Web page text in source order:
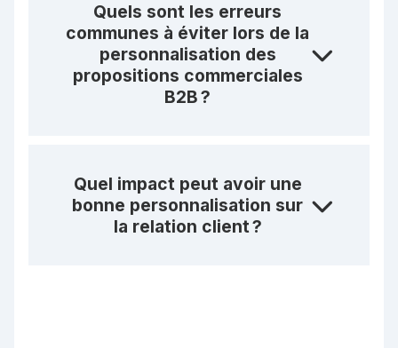
Quels sont les erreurs
communes à éviter lors de la
personnalisation des
propositions commerciales
B2B ?
Quel impact peut avoir une
bonne personnalisation sur
la relation client ?